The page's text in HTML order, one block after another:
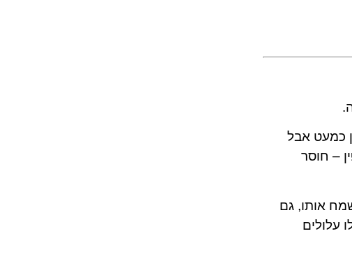
כמעט אבל
– חוסר
אותו, גם
עלולים